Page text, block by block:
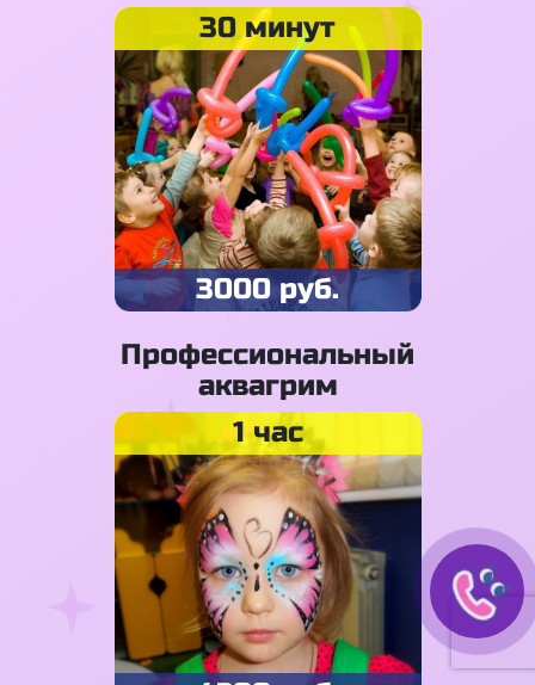
30 минут
3000 руб.
Профессиональный
аквагрим
1 час